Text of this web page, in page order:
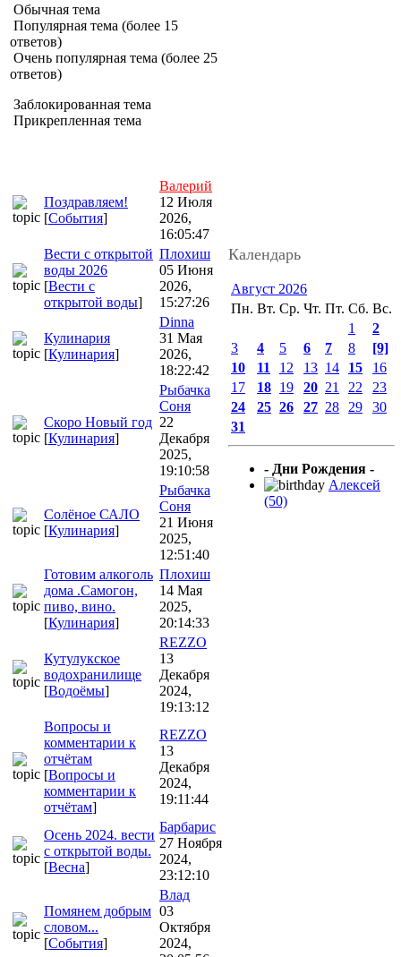
Обычная тема
Популярная тема (более 15
ответов)
Очень популярная тема (более 25
ответов)
Заблокированная тема
Прикрепленная тема
Поздравляем!
[События]
Валерий
12 Июля
2026,
16:05:47
Вести с открытой
воды 2026
[Вести с
открытой воды]
Плохиш
05 Июня
2026,
15:27:26
Кулинария
[Кулинария]
Dinna
31 Мая
2026,
18:22:42
Скоро Новый год
[Кулинария]
Рыбачка
Соня
22
Декабря
2025,
19:10:58
Солёное САЛО
[Кулинария]
Рыбачка
Соня
21 Июня
2025,
12:51:40
Готовим алкоголь
дома .Самогон,
пиво, вино.
[Кулинария]
Плохиш
14 Мая
2025,
20:14:33
Кутулукское
водохранилище
[Водоёмы]
REZZO
13
Декабря
2024,
19:13:12
Вопросы и
комментарии к
отчётам
[Вопросы и
комментарии к
отчётам]
REZZO
13
Декабря
2024,
19:11:44
Осень 2024. вести
с открытой воды.
[Весна]
Барбарис
27 Ноября
2024,
23:12:10
Помянем добрым
словом...
[События]
Влад
03
Октября
2024,
Календарь
Август 2026
Пн. Вт. Ср. Чт. Пт. Сб. Вс.
1
2
3
4 5 6 7 8
[9]
10
11 12 13 14 15
16
17
18 19 20 21 22
23
24
25 26 27 28 29
30
31
- Дни Рождения -
Алексей
(50)